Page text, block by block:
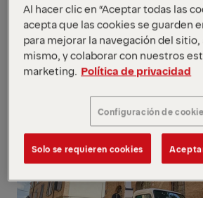
Alcance lateral
Al hacer clic en “Aceptar todas las
acepta que las cookies se guarden
para mejorar la navegación del sitio,
mismo, y colaborar con nuestros
marketing. Política de privacidad
Configuración de
Solo se requieren cookies